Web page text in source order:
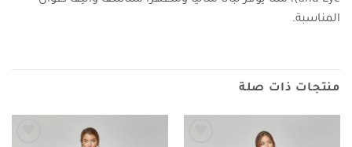
المناسبة.
منتجات ذات صلة